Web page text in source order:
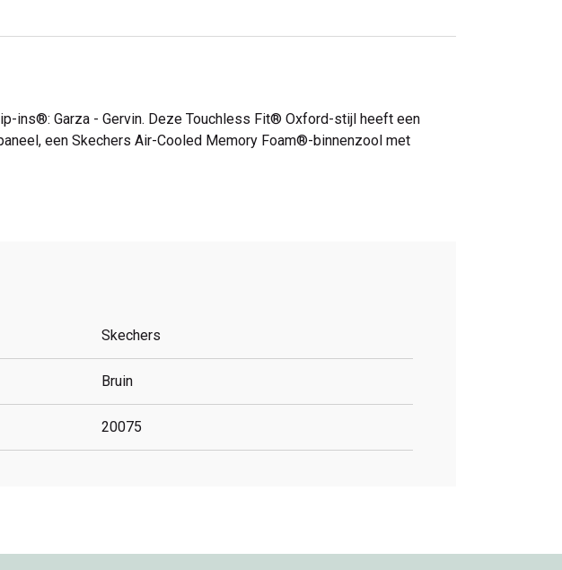
ins®: Garza - Gervin. Deze Touchless Fit® Oxford-stijl heeft een
een Skechers Air-Cooled Memory Foam®-binnenzool met
Skechers
Bruin
20075